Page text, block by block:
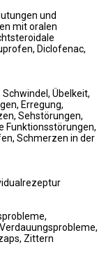
und
mit oralen
Diclofenac,
Übelkeit,
Erregung,
Sehstörungen,
Funktionsstörungen,
Schmerzen in der
Zittern